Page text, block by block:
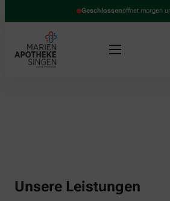
Geschlossenöffnet morgen
Unsere Leistungen